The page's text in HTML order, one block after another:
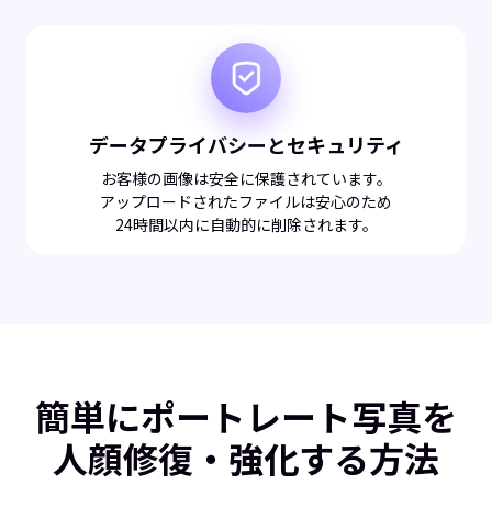
データプライバシーとセキュリティ
お客様の画像は安全に保護されています。
アップロードされたファイルは安心のため
24時間以内に自動的に削除されます。
簡単にポートレート写真を
人顔修復・強化する方法